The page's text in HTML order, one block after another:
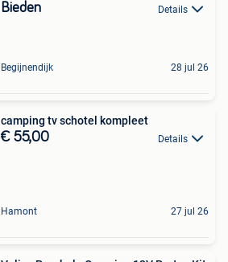
Bieden Details
Begijnendijk 28 jul 26
camping tv schotel kompleet
€ 55,00 Details
Hamont 27 jul 26